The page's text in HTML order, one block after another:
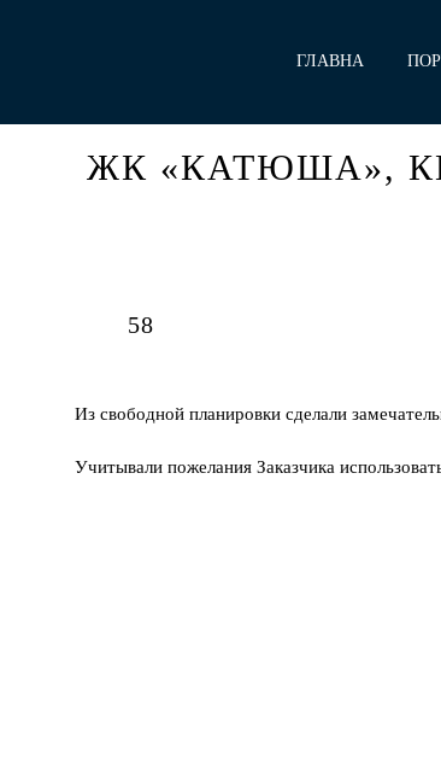
ГЛАВНА
ЖК «КАТЮША»,
58
Из свободной планировки сделали
Учитывали пожелания Заказчика